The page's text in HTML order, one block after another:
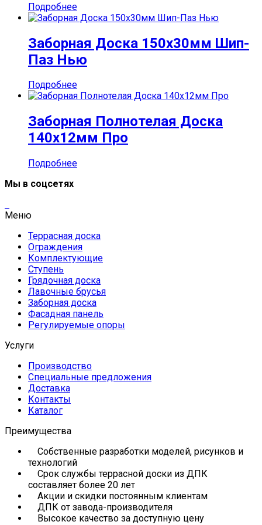
Подробнее
Заборная Доска 150х30мм Шип-
Паз Нью
Подробнее
Заборная Полнотелая Доска
140х12мм Про
Подробнее
Мы в соцсетях
Меню
Террасная доска
Ограждения
Комплектующие
Ступень
Грядочная доска
Лавочные брусья
Заборная доска
Фасадная панель
Регулируемые опоры
Услуги
Производство
Специальные предложения
Доставка
Контакты
Каталог
Преимущества
Собственные разработки моделей, рисунков и
технологий
Срок службы террасной доски из ДПК
составляет более 20 лет
Акции и скидки постоянным клиентам
ДПК от завода-производителя
Высокое качество за доступную цену